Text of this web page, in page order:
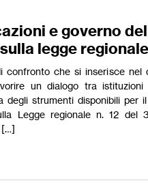
e governo
legge
confronto che si inserisce nel
un dialogo tra
degli strumenti disponibili
Legge regionale n. 12 del
[…]